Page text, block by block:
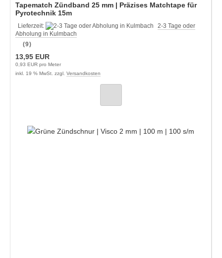
Tapematch Zündband 25 mm | Präzises Matchtape für
Pyrotechnik 15m
Lieferzeit:
2-3 Tage oder
Abholung in Kulmbach
(9)
13,95 EUR
0,93 EUR pro Meter
inkl. 19 % MwSt. zzgl. Versandkosten